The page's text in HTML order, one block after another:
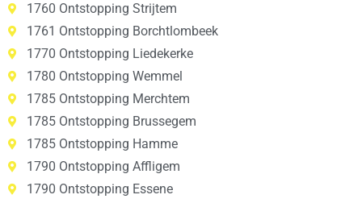
1760 Ontstopping Strijtem
1761 Ontstopping Borchtlombeek
1770 Ontstopping Liedekerke
1780 Ontstopping Wemmel
1785 Ontstopping Merchtem
1785 Ontstopping Brussegem
1785 Ontstopping Hamme
1790 Ontstopping Affligem
1790 Ontstopping Essene